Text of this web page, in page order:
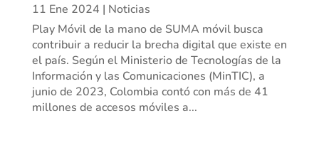
11 Ene 2024 | Noticias
Play Móvil de la mano de SUMA móvil busca
contribuir a reducir la brecha digital que existe en
el país. Según el Ministerio de Tecnologías de la
Información y las Comunicaciones (MinTIC), a
junio de 2023, Colombia contó con más de 41
millones de accesos móviles a...